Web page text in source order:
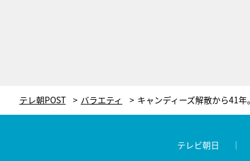
テレ朝POST バラエティ
テレビ朝日